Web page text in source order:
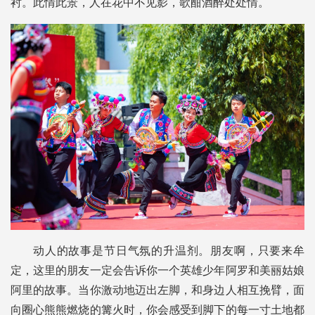
衬。此情此景，人在花中不见影，歌酣酒醉处处情。
动人的故事是节日气氛的升温剂。朋友啊，只要来牟
定，这里的朋友一定会告诉你一个英雄少年阿罗和美丽姑娘
阿里的故事。当你激动地迈出左脚，和身边人相互挽臂，面
向圈心熊熊燃烧的篝火时，你会感受到脚下的每一寸土地都